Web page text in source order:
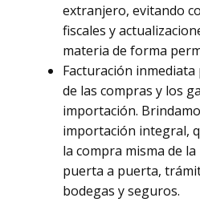
extranjero, evitando
fiscales y
materia de forma
Facturación
de las compras y los
importación.
importación integral,
la compra misma de
puerta a puerta,
bodegas y seguros.